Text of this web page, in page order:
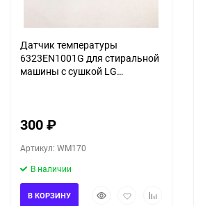
Датчик температуры
6323EN1001G для стиральной
машины с сушкой LG
300₽
Артикул: WM170
В наличии
БыстрыйДобавитьДобавить
В КОРЗИНУ